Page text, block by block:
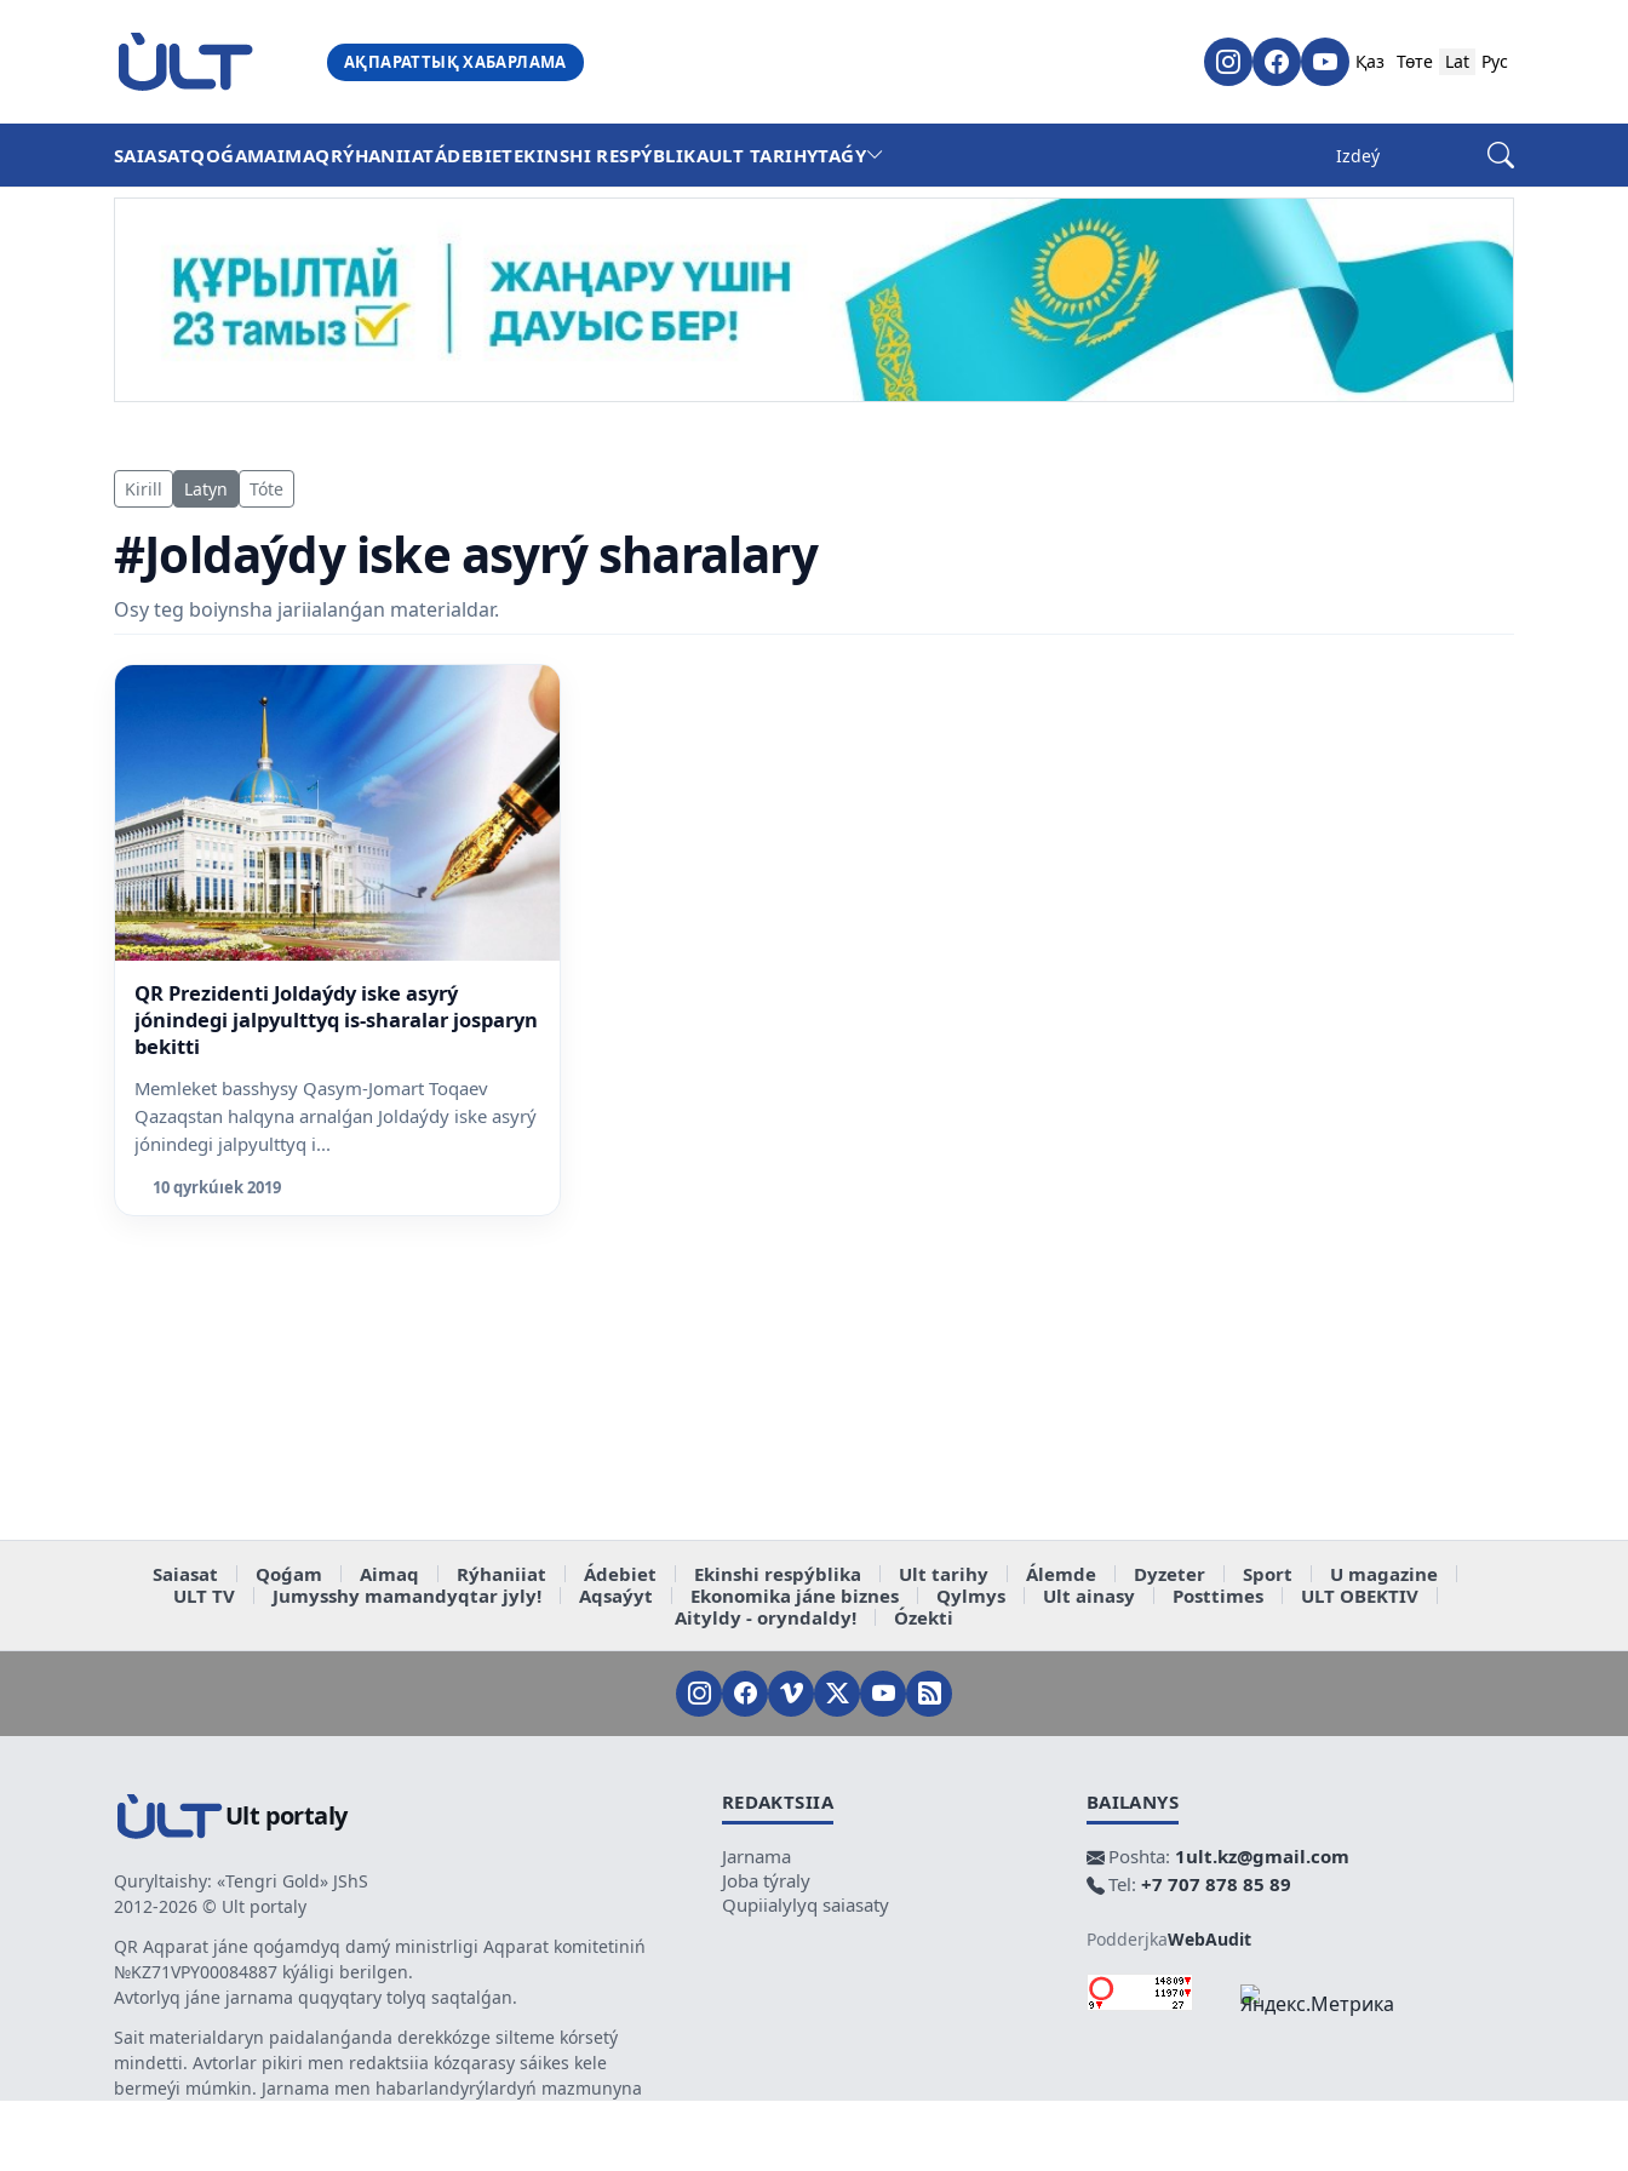
АҚПАРАТТЫҚ ХАБАРЛАМА Қаз Төте Lat Рус
SAIASATQOǴAMAIMAQRÝHANIIATÁDEBIETEKINSHI RESPÝBLIKAULT TARIHYTAǴY
Kirill Latyn Tóte
#Joldaýdy iske asyrý sharalary
Osy teg boiynsha jariialanǵan materialdar.
QR Prezidenti Joldaýdy iske asyrý
jónindegi jalpyulttyq is-sharalar josparyn
bekitti
Memleket basshysy Qasym-Jomart Toqaev
Qazaqstan halqyna arnalǵan Joldaýdy iske asyrý
jónindegi jalpyulttyq i...
10 qyrkúıek 2019
Saiasat Qoǵam Aimaq Rýhaniiat Ádebiet Ekinshi respýblika Ult tarihy Álemde Dyzeter Sport
U magazine
ULT TV
Jumysshy mamandyqtar jyly! Aqsaýyt Ekonomika jáne biznes Qylmys Ult ainasy Posttimes
ULT OBEKTIV
Aityldy - oryndaldy!
Ózekti
Ult portaly
Quryltaishy: «Tengri Gold» JShS
2012-2026 © Ult portaly
QR Aqparat jáne qoǵamdyq damý ministrligi Aqparat komitetiniń
№KZ71VPY00084887 kýáligi berilgen.
Avtorlyq jáne jarnama quqyqtary tolyq saqtalǵan.
Sait materialdaryn paidalanǵanda derekkózge silteme kórsetý
mindetti. Avtorlar pikiri men redaktsiia kózqarasy sáikes kele
bermeýi múmkin. Jarnama men habarlandyrýlardyń mazmunyna
REDAKTSIIA
Jarnama
Joba týraly
Qupiialylyq saiasaty
BAILANYS
Poshta: 1ult.kz@gmail.com
Tel: +7 707 878 85 89
PodderjkaWebAudit